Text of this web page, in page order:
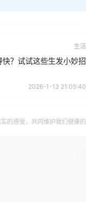
生活
？试试这些生发小妙招
2026-1-13 21:05:40
的感受，共同维护我们健康